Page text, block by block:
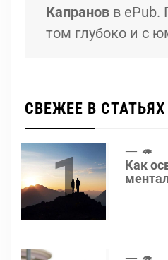
Капранов в ePub.
том глубоко и с
СВЕЖЕЕ В СТАТЬЯХ
1 🦔
Как
🦔